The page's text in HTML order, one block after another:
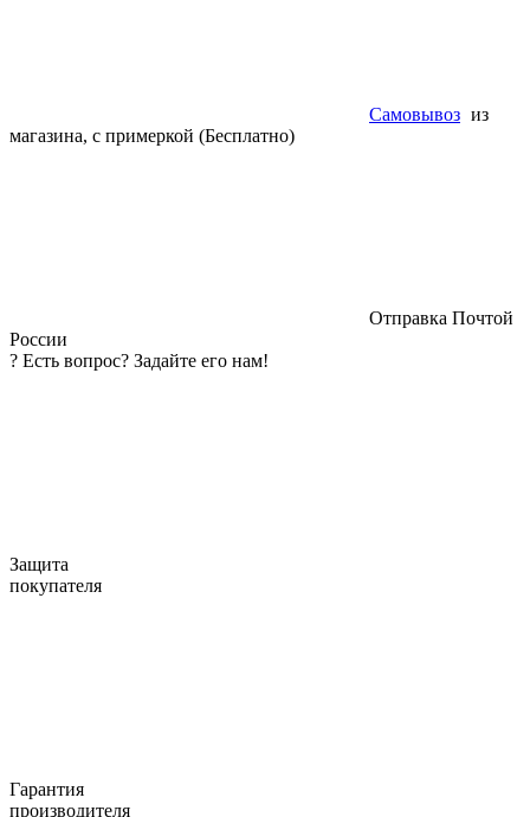
Самовывоз из
магазина, с примеркой (Бесплатно)
Отправка Почтой
России
? Есть вопрос? Задайте его нам!
Защита
покупателя
Гарантия
производителя